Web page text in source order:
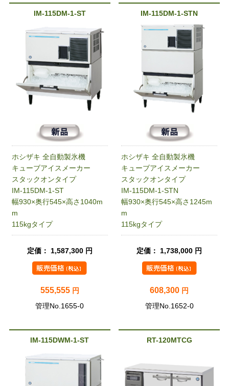
IM-115DM-1-ST
ホシザキ 全自動製氷機
キューブアイスメーカー
スタックオンタイプ
IM-115DM-1-ST
幅930×奥行545×高さ1040m
m
115kgタイプ
定価： 1,587,300 円
555,555 円
管理No.1655-0
IM-115DM-1-STN
ホシザキ 全自動製氷機
キューブアイスメーカー
スタックオンタイプ
IM-115DM-1-STN
幅930×奥行545×高さ1245m
m
115kgタイプ
定価： 1,738,000 円
608,300 円
管理No.1652-0
IM-115DWM-1-ST RT-120MTCG